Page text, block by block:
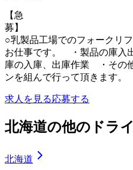
【急
○乳製品工場でのフォークリ
お仕事です。 ・製品の庫入
庫の入庫、出庫作業 ・そ
ンを組んで行って頂きます
求人を見る応募する
北海道の他のドラ
北海道